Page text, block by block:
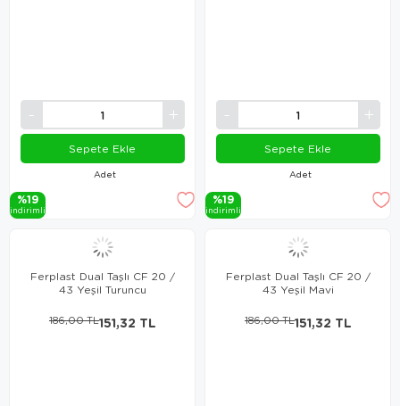
Adet
Sepete Ekle
%19
i̇ndi̇ri̇mli̇
Adet
Sepete Ekle
%19
i̇ndi̇ri̇mli̇
Ferplast Dual Taşlı CF 20 /
43 Yeşil Turuncu
151,32 TL
186,00 TL
Ferplast Dual Taşlı CF 20 /
43 Yeşil Mavi
151,32 TL
186,00 TL